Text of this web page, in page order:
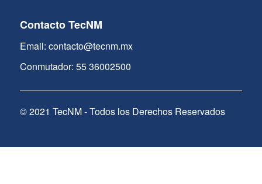
Contacto TecNM
Email: contacto@tecnm.mx
Conmutador: 55 36002500
© 2021 TecNM - Todos los Derechos Reservados